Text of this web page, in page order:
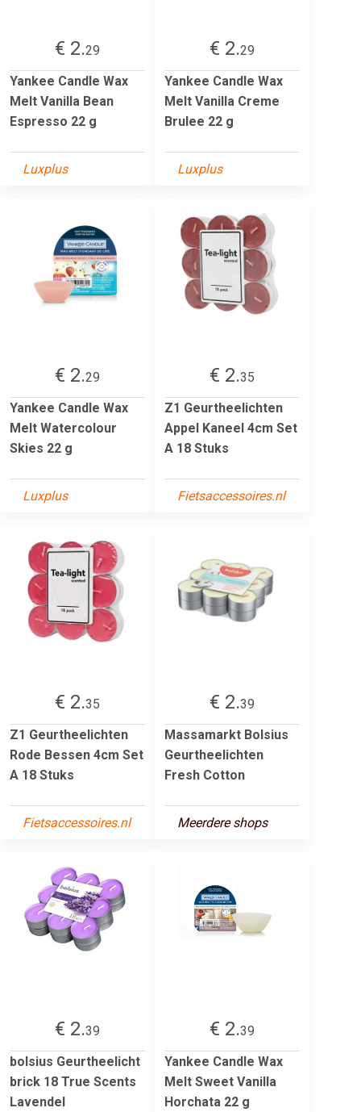
€ 2.29
Yankee Candle Wax
Melt Vanilla Bean
Espresso 22 g
Luxplus
€ 2.29
Yankee Candle Wax
Melt Vanilla Creme
Brulee 22 g
Luxplus
€ 2.29
Yankee Candle Wax
Melt Watercolour
Skies 22 g
Luxplus
€ 2.35
Z1 Geurtheelichten
Appel Kaneel 4cm Set
A 18 Stuks
Fietsaccessoires.nl
€ 2.35
Z1 Geurtheelichten
Rode Bessen 4cm Set
A 18 Stuks
Fietsaccessoires.nl
€ 2.39
Massamarkt Bolsius
Geurtheelichten
Fresh Cotton
Meerdere shops
€ 2.39
bolsius Geurtheelicht
brick 18 True Scents
Lavendel
€ 2.39
Yankee Candle Wax
Melt Sweet Vanilla
Horchata 22 g